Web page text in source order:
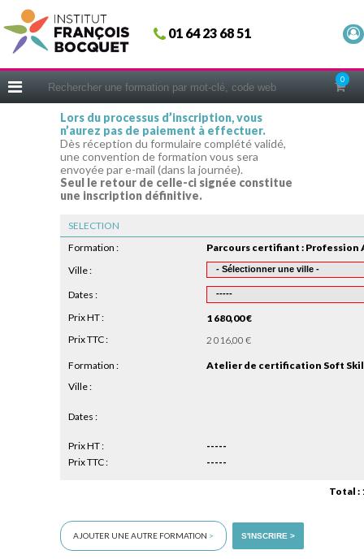
01 64 23 68 51
0
Fermer
ACCUEIL
CERIFICATIONS
INTRAS | SUR-MESURE
COACHING
EN PRATIQUE
CONSEILS MICRO-COACHING
PODCAST
WEBINAIRES
QUESTIONNAIRE GRATUIT
Lors du processus d’inscription, vous
n’aurez pas de paiement à effectuer.
Dès réception du formulaire complété validé,
une convention de formation vous sera
envoyée par e-mail (dans la journée).
Seul le retour de celle-ci signée constitue
une inscription définitive.
Total :
Formation :
Ville :
Dates :
Prix HT :
1 680,00 €
Prix TTC :
2 016,00 €
SELECTION
Formation :
Atelier de certification Soft
Ville :
Dates :
Prix HT :
-----
Prix TTC :
-----
AJOUTER UNE AUTRE FORMATION > S'INSCRIRE >